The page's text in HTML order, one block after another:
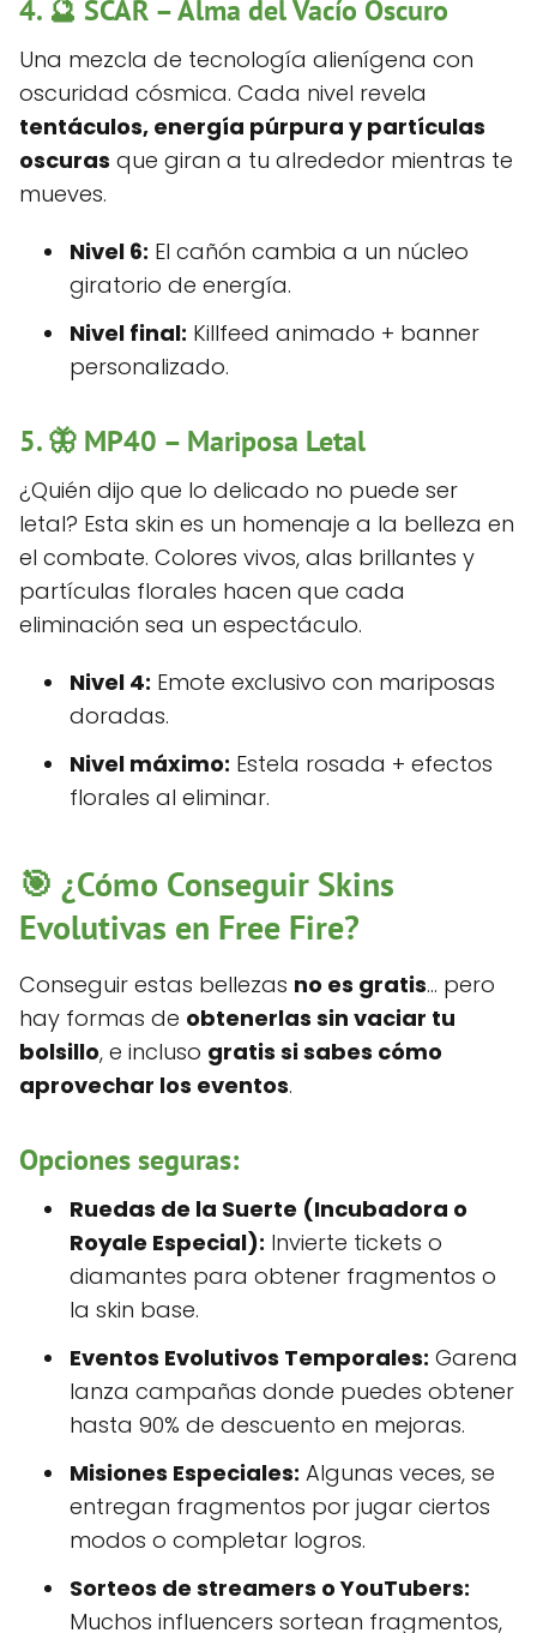
4. 🔮 SCAR – Alma del Vacío Oscuro
Una mezcla de tecnología alienígena con
oscuridad cósmica. Cada nivel revela
tentáculos, energía púrpura y partículas
oscuras que giran a tu alrededor mientras te
mueves.
Nivel 6: El cañón cambia a un núcleo
giratorio de energía.
Nivel final: Killfeed animado + banner
personalizado.
5. 🦋 MP40 – Mariposa Letal
¿Quién dijo que lo delicado no puede ser
letal? Esta skin es un homenaje a la belleza en
el combate. Colores vivos, alas brillantes y
partículas florales hacen que cada
eliminación sea un espectáculo.
Nivel 4: Emote exclusivo con mariposas
doradas.
Nivel máximo: Estela rosada + efectos
florales al eliminar.
🎯 ¿Cómo Conseguir Skins
Evolutivas en Free Fire?
Conseguir estas bellezas no es gratis… pero
hay formas de obtenerlas sin vaciar tu
bolsillo, e incluso gratis si sabes cómo
aprovechar los eventos.
Opciones seguras:
Ruedas de la Suerte (Incubadora o
Royale Especial): Invierte tickets o
diamantes para obtener fragmentos o
la skin base.
Eventos Evolutivos Temporales: Garena
lanza campañas donde puedes obtener
hasta 90% de descuento en mejoras.
Misiones Especiales: Algunas veces, se
entregan fragmentos por jugar ciertos
modos o completar logros.
Sorteos de streamers o YouTubers:
Muchos influencers sortean fragmentos,